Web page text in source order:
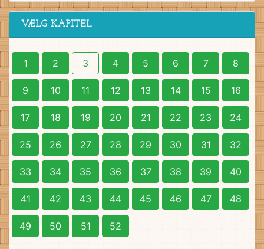
VÆLG KAPITEL
1 2 3 4 5 6 7 8
9 10 11 12 13 14 15 16
17 18 19 20 21 22 23 24
25 26 27 28 29 30 31 32
33 34 35 36 37 38 39 40
41 42 43 44 45 46 47 48
49 50 51 52